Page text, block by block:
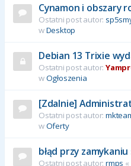
Cynamon i obszary
Ostatni post autor:
wDesktop
Debian 13 Trixie
Ostatni post autor:
wOgłoszenia
[Zdalnie]
Ostatni post autor:
wOferty
błąd przy
Ostatni post autor: rmps «